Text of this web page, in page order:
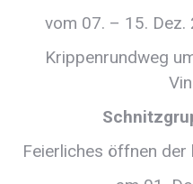
vom 07. – 15. Dez.
Krippenrundweg
Feierliches öffnen